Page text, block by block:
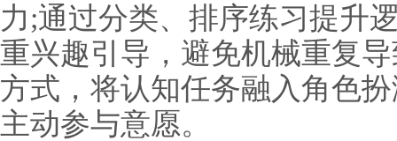
力;通过分类、排序练习提升
重兴趣引导，避免机械重复
方式，将认知任务融入角色
主动参与意愿。